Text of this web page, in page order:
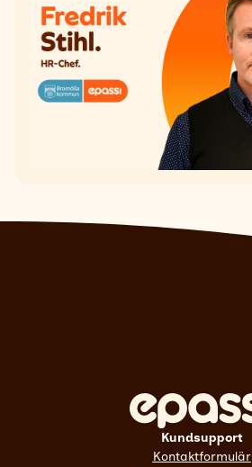
Kundsupport
Kontaktformulär